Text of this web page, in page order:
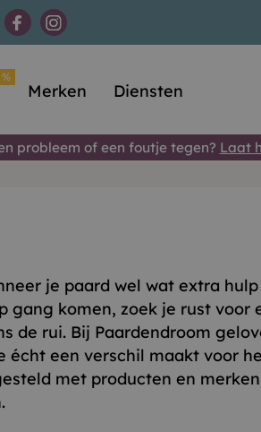
%
Merken Diensten
probleem of een foutje tegen? Laat
je paard wel wat extra
komen, zoek je rust voor
rui. Bij Paardendroom
een verschil maakt voor
met producten en